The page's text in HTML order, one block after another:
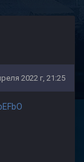
2022 г, 21:25